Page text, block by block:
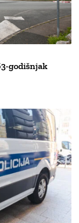
godišnjak